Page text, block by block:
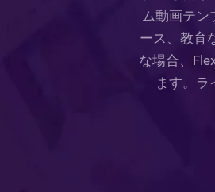
ム動画テン
ース、教育
な場合、
ます。ラ